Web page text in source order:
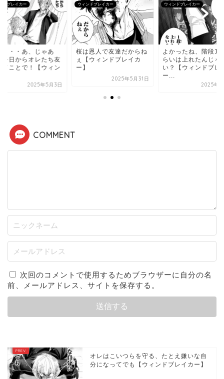
ドブレイカー
・・・あ、じゃあ
今日からオレたち友
てことで！【ウィン
2025年5月3日
ウィンドブレイカー
桜は恩人で友達だからね
ぇ【ウィンドブレイカ
ー】
2025年5月31日
ウィンドブレイカー
よかったね、階段1
らいは上れたんじゃ
い？【ウィンドブレ
ー...
2025年5
COMMENT
次回のコメントで使用するためブラウザーに自分の名
前、メールアドレス、サイトを保存する。
オレはこいつらを守る、たとえ嫌いな自
分になってでも【ウィンドブレイカー】